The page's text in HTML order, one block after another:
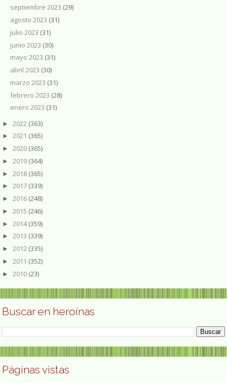
septiembre 2023 (29)
agosto 2023 (31)
julio 2023 (31)
junio 2023 (30)
mayo 2023 (31)
abril 2023 (30)
marzo 2023 (31)
febrero 2023 (28)
enero 2023 (31)
► 2022 (363)
► 2021 (365)
► 2020 (365)
► 2019 (364)
► 2018 (365)
► 2017 (339)
► 2016 (248)
► 2015 (246)
► 2014(359)
► 2013 (339)
► 2012 (335)
► 2011 (352)
► 2010 (23)
Buscar en heroínas
Páginas vistas